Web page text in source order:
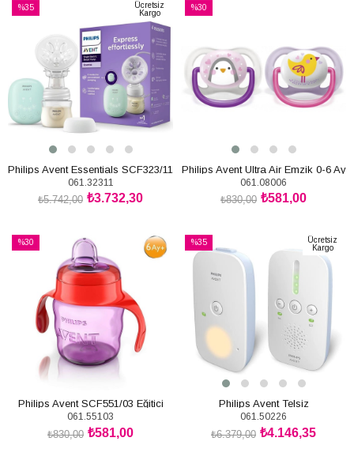
%35
Ücretsiz
Kargo
Philips Avent Essentials SCF323/11
Tekli Göğüs Pompası
061.32311
₺3.732,30
₺5.742,00
%30
Philips Avent Ultra Air Emzik 0-6 Ay
Kız
061.08006
₺581,00
₺830,00
%30
Philips Avent SCF551/03 Eğitici
Damlatmaz Bardak Kız 6m+
7oz/200ml
061.55103
₺581,00
₺830,00
%35
İndirim
%35İndirim
Ücretsiz
Kargo
Philips Avent Telsiz
061.50226
₺4.146,35
₺6.379,00